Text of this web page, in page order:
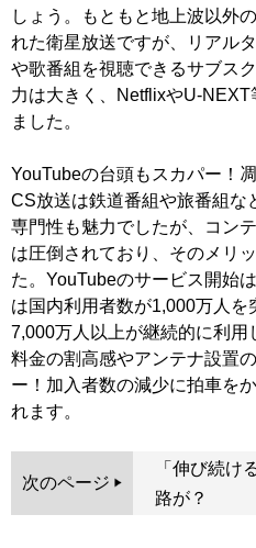
しょう。もともと地上波以外
れた衛星放送ですが、リアル
や歌番組を視聴できるサブス
力は大きく、NetflixやU-
ました。
YouTubeの台頭もスカパー！
CS放送は鉄道番組や旅番組な
専門性も魅力でしたが、コン
は圧倒されており、そのメリ
た。YouTubeのサービス開始
は国内利用者数が1,000万人を
7,000万人以上が継続的に利用
料金の割高感やアンテナ設置
ー！加入者数の減少に拍車を
れます。
次のページ
「伸び続け
路が？